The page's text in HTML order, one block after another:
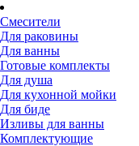
Смесители
Для раковины
Для ванны
Готовые комплекты
Для душа
Для кухонной мойки
Для биде
Изливы для ванны
Комплектующие